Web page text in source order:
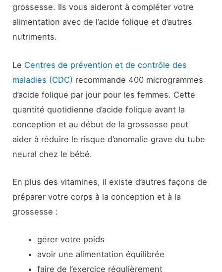
grossesse. Ils vous aideront à compléter votre
alimentation avec de l’acide folique et d’autres
nutriments.
Le Centres de prévention et de contrôle des
maladies (CDC) recommande 400 microgrammes
d’acide folique par jour pour les femmes. Cette
quantité quotidienne d’acide folique avant la
conception et au début de la grossesse peut
aider à réduire le risque d’anomalie grave du tube
neural chez le bébé.
En plus des vitamines, il existe d’autres façons de
préparer votre corps à la conception et à la
grossesse :
gérer votre poids
avoir une alimentation équilibrée
faire de l’exercice régulièrement